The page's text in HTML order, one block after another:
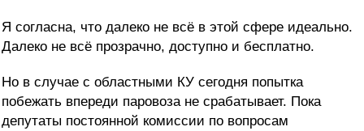
Я согласна, что далеко не всё в этой сфере идеально.
Далеко не всё прозрачно, доступно и бесплатно.
Но в случае с областными КУ сегодня попытка
побежать впереди паровоза не срабатывает. Пока
депутаты постоянной комиссии по вопросам